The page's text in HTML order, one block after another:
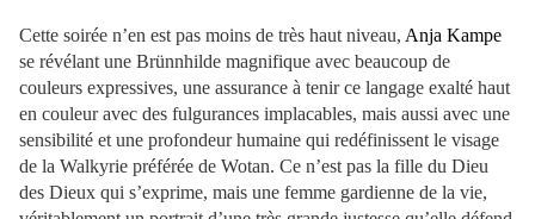
Cette soirée n’en est pas moins de très haut niveau, Anja Kampe
se révélant une Brünnhilde magnifique avec beaucoup de
couleurs expressives, une assurance à tenir ce langage exalté haut
en couleur avec des fulgurances implacables, mais aussi avec une
sensibilité et une profondeur humaine qui redéfinissent le visage
de la Walkyrie préférée de Wotan. Ce n’est pas la fille du Dieu
des Dieux qui s’exprime, mais une femme gardienne de la vie,